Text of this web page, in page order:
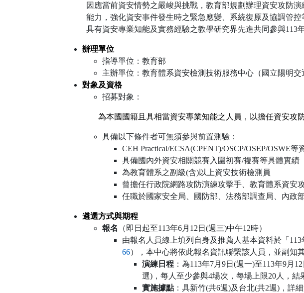
因應當前資安情勢之嚴峻與挑戰，教育部規劃辦理資安攻防
能力，強化資安事件發生時之緊急應變、系統復原及協調管
具有資安專業知能及實務經驗之教學研究界先進共同參與113
辦理單位
指導單位：教育部
主辦單位：教育體系資安檢測技術服務中心（國立陽明
對象及資格
招募對象：
為本國國籍且具相當資安專業知能之人員，以擔任資安攻
具備以下條件者可無須參與前置測驗：
CEH Practical/ECSA(CPENT)/OSCP/OSEP/OSWE
具備國內外資安相關競賽入圍初賽/複賽等具體實績
為教育體系之副級(含)以上資安技術檢測員
曾擔任行政院網路攻防演練攻擊手、教育體系資安
任職於國家安全局、國防部、法務部調查局、內政
遴選方式與期程
報名
（即日起至113年6月12日(週三)中午12時）
由報名人員線上填列自身及推薦人基本資料於「
66），本中心將依此報名資訊聯繫該人員，並副知
演練日程 ：為113年7月9日(週一)至113年9月
選)，每人至少參與4場次，每場上限20人，結
實施據點：具新竹(共6週)及台北(共2週)，詳